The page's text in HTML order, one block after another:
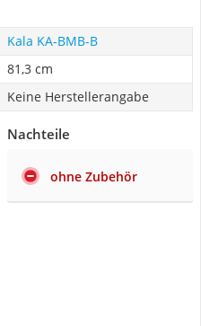
Kala KA-BMB-B
81,3 cm
Keine Herstellerangabe
Nachteile
ohne Zubehör